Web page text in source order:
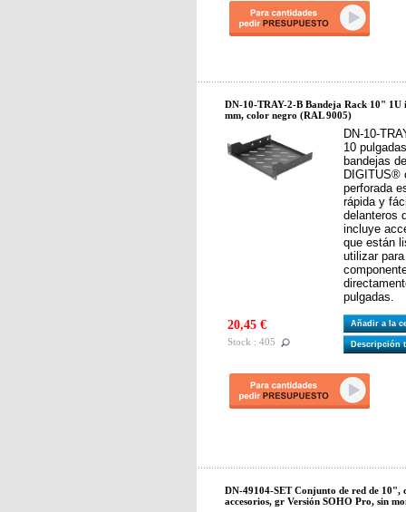
DN-10-TRAY-2-B Bandeja Rack 10"
mm, color negro (RAL 9005)
DN-10-
10
bandejas
DIGITUS®
perforada
rápida y
delanteros
incluye
que están
utilizar
pulgadas.
20,45 €
Stock : 405
Añadir a la
Descripción
DN-49104-SET Conjunto de red de 10",
accesorios, gr Versión SOHO Pro, sin